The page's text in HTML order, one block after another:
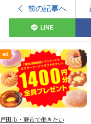
前の記事へ
LINE
ad
戸田市・蕨市で働きたい